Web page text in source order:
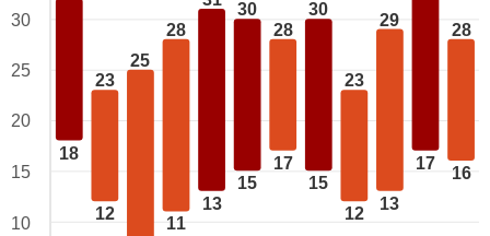
18
23
12
25
28
11
13
30
15
28
17
30
15
23
12
29
13
17
28
16
30
25
20
15
10